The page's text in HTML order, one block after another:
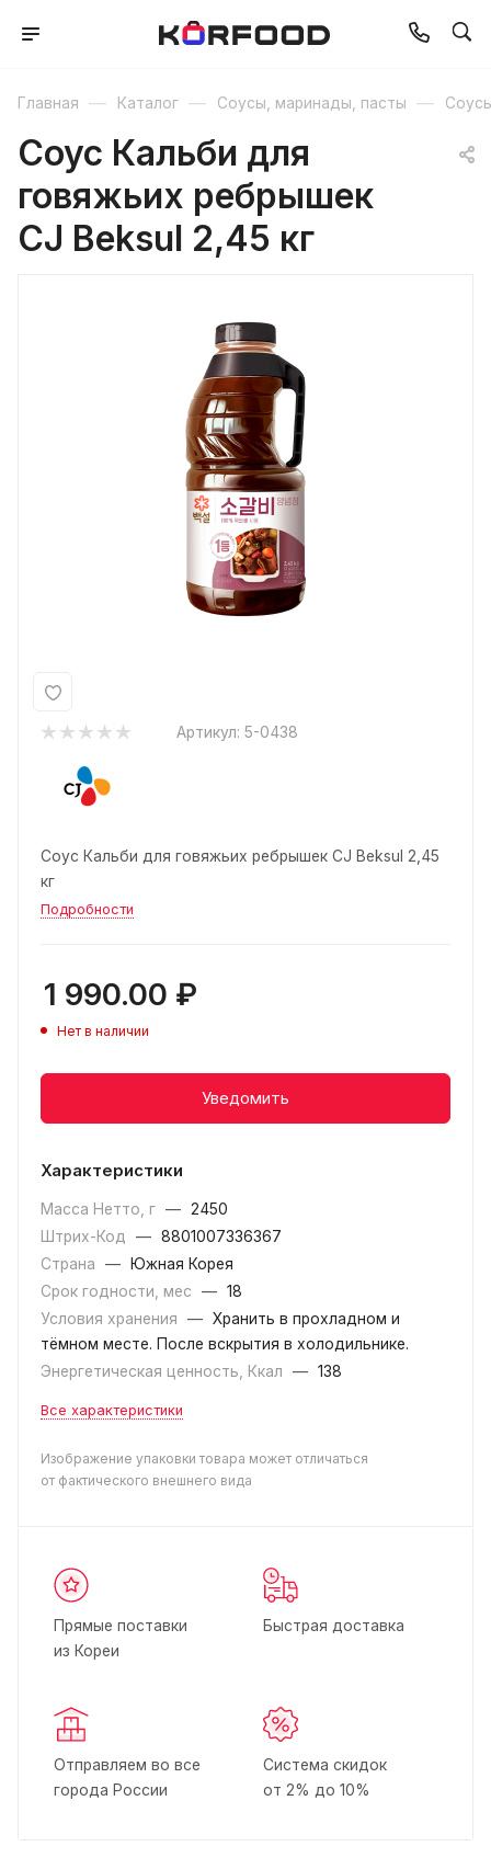
Главная — Каталог — Соусы, маринады, пасты —
Соус Кальби для
говяжьих ребрышек
CJ Beksul 2,45 кг
Артикул: 5-0438
Соус Кальби для говяжьих ребрышек CJ Beksul 2,45
кг
Подробности
1 990.00 ₽
Нет в наличии
Уведомить
Характеристики
Масса Нетто, г — 2450
Штрих-Код
— 8801007336367
Страна
—
Южная Корея
Срок годности, мес
— 18
Условия хранения
— Хранить в прохладном и
тёмном месте. После вскрытия в холодильнике.
Энергетическая ценность, Ккал
— 138
Все характеристики
Изображение упаковки товара может отличаться
от фактического внешнего вида
Прямые поставки
из Кореи
Быстрая доставка
Отправляем во все
города России
Система скидок
от 2% до 10%